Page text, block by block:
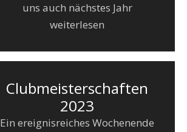
uns auch nächstes Jahr
weiterlesen
Clubmeisterschaften
2023
Ein ereignisreiches Wochenende